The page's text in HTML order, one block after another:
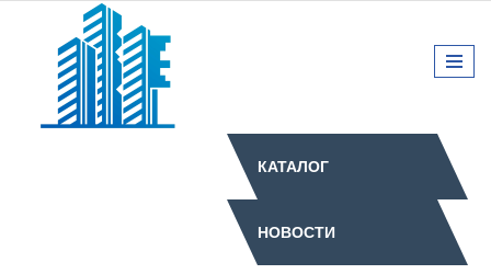
КАТАЛОГ
НОВОСТИ